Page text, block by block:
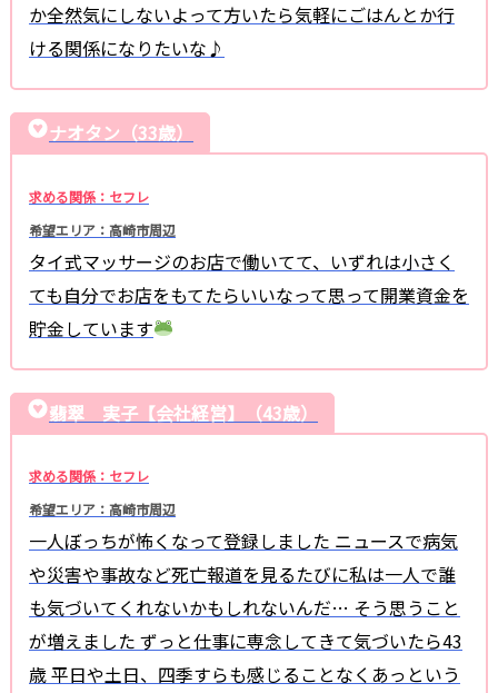
か全然気にしないよって方いたら気軽にごはんとか行
ける関係になりたいな♪
ナオタン（33歳）
求める関係：セフレ
希望エリア：高崎市周辺
タイ式マッサージのお店で働いてて、いずれは小さく
ても自分でお店をもてたらいいなって思って開業資金を
貯金しています
翡翠 実子【会社経営】（43歳）
求める関係：セフレ
希望エリア：高崎市周辺
一人ぼっちが怖くなって登録しました ニュースで病気
や災害や事故など死亡報道を見るたびに私は一人で誰
も気づいてくれないかもしれないんだ… そう思うこと
が増えました ずっと仕事に専念してきて気づいたら43
歳 平日や土日、四季すらも感じることなくあっという